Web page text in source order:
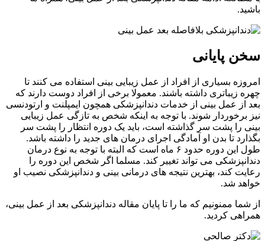
باشید.
سخن پایانی
امروزه بسیاری از افراد از عمل زیبایی بینی استفاده می کنند تا
چهره زیباتری داشته باشند. معمولا برخی از افراد دوست دارند که
بعد از عمل بینی از خدمات دندانپزشکی همچون ایمپلنت و ارتودنسی
نیز برخوردار شوند. با توجه به اینکه شخص به تازگی عمل زیبایی
بینی را پشت سر گذاشته است،‌ باید یک دوره انتظار را پشت سر
بگذارد تا بدن او آمادگی اجرای درمان های جدید را داشته باشد.
طول این دوره حدود ۶ ماه است که البته با توجه به نوع درمان
دندانپزشکی می تواند تغییر کند. مسلما اگر شخص این دوره را
رعایت کند، بهترین نتیجه های درمانی بینی و دندانپزشکی نصیب او
خواهد شد.
از شما ممنونیم که ما را تا پایان مقاله دندانپزشکی بعد از عمل بینی،
همراهی کردید.